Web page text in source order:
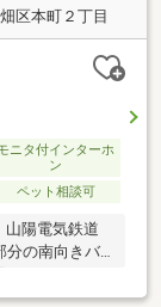
区本町２丁目
ニタ付インターホ
ン
ペット相談可
山陽電気鉄道
分の南向きバ
スーパーや